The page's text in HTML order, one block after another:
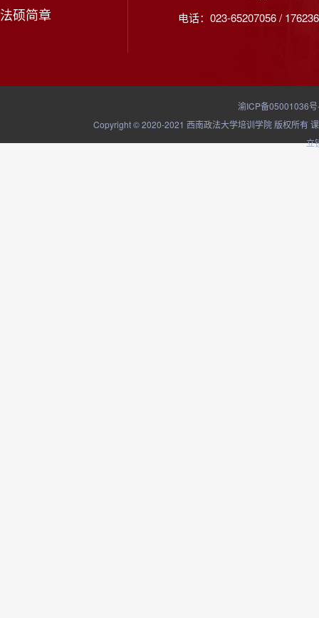
法硕简章
电话：023-65207056 /
渝ICP备05001036
Copyright © 2020-2021 西南政法大学培训学院 版权所有
立